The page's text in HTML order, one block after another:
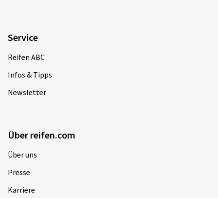
Service
Reifen ABC
Infos & Tipps
Newsletter
Über reifen.com
Über uns
Presse
Karriere